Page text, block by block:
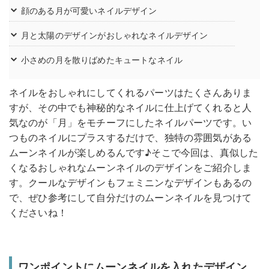
顔のある月が可愛いネイルデザイン
月と太陽のデザインがおしゃれなネイルデザイン
小さめの月を散りばめたキュートなネイル
ネイルをおしゃれにしてくれるパーツはたくさんありま
すが、その中でも神秘的なネイルに仕上げてくれると人
気なのが「月」をモチーフにしたネイルパーツです。い
つものネイルにプラスするだけで、独特の雰囲気がある
ムーンネイルが楽しめるんです♪そこで今回は、真似した
くなるおしゃれなムーンネイルのデザインをご紹介しま
す。クールなデザインもフェミニンなデザインもあるの
で、ぜひ参考にして自分だけのムーンネイルを見つけて
くださいね！